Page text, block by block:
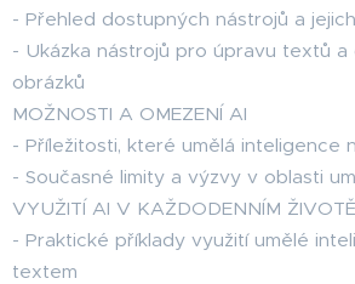
- Přehled dostupných nástrojů a
- Ukázka nástrojů pro úpravu textů a
obrázků
MOŽNOSTI A OMEZENÍ AI
- Příležitosti, které umělá inteligence
- Současné limity a výzvy v oblasti
VYUŽITÍ AI V KAŽDODENNÍM ŽIVOTĚ
- Praktické příklady využití umělé
textem